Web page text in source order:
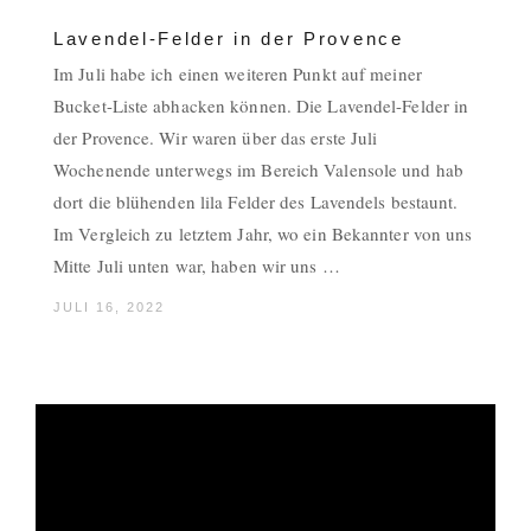
Lavendel-Felder in der Provence
Im Juli habe ich einen weiteren Punkt auf meiner
Bucket-Liste abhacken können. Die Lavendel-Felder in
der Provence. Wir waren über das erste Juli
Wochenende unterwegs im Bereich Valensole und hab
dort die blühenden lila Felder des Lavendels bestaunt.
Im Vergleich zu letztem Jahr, wo ein Bekannter von uns
Mitte Juli unten war, haben wir uns …
JULI 16, 2022